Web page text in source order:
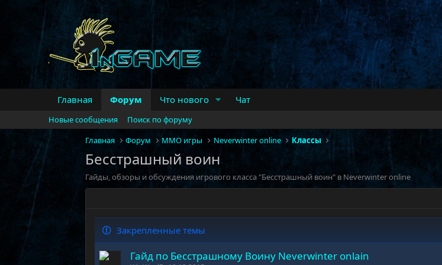
Главная Форум Что нового Чат
Новые сообщения
Поиск по форуму
Главная
Форум MMO игры Neverwinter online Классы
Бесстрашный воин
Гайды, обзоры и обсуждения игрового класса "Бесстрашный воин" в Neverwinter online
Закрепленные темы
Гайд по Бесстрашному Воину Neverwinter onlain